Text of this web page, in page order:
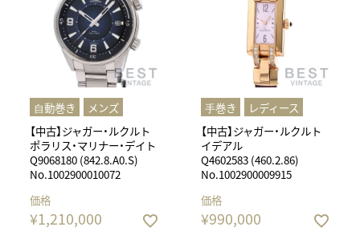
⾃動巻き
メンズ
【中古】ジャガー・ルクルト
ポラリス・マリナー・デイト
Q9068180 (842.8.A0.S)
No.1002900010072
価格
¥1,210,000
⼿巻き
レディース
【中古】ジャガー・ルクルト
イデアル
Q4602583 (460.2.86)
No.1002900009915
価格
¥990,000